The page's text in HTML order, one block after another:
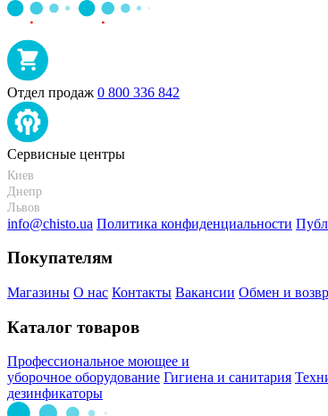
Отдел продаж 0 800 336 842
Сервисные центры
Киев
Днепр
Львов
info@chisto.ua Политика конфиденциальности
Покупателям
Магазины О нас Контакты Вакансии Обмен и
Каталог товаров
Профессиональное моющее и
уборочное оборудование Гигиена и санитария
дезинфикаторы